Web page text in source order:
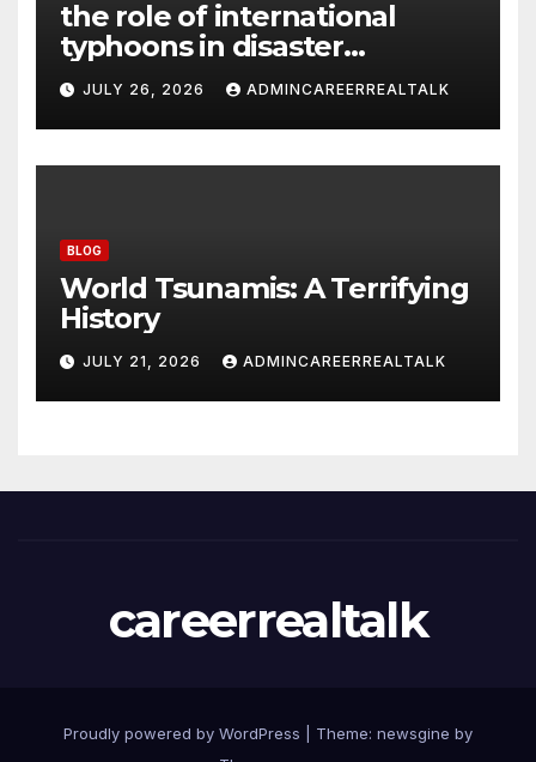
the role of international
typhoons in disaster
management
JULY 26, 2026 ADMINCAREERREALTALK
BLOG
World Tsunamis: A Terrifying
History
JULY 21, 2026 ADMINCAREERREALTALK
careerrealtalk
Proudly powered by WordPress
Theme: newsgine by